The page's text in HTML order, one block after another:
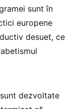
sunt în
europene
desuet, ce
dezvoltate